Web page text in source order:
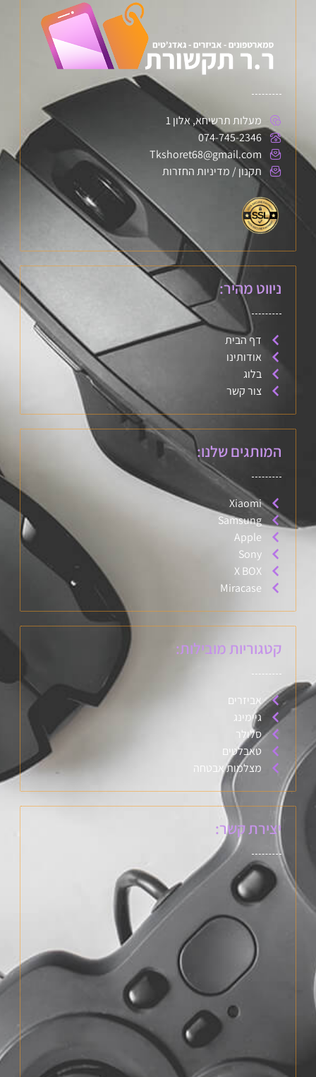
מעלות תרשיחא, אלון 1
074-745-2346
Tkshoret68@gmail.com
תקנון / מדיניות החזרות
ניווט מהיר:
דף הבית
אודותינו
בלוג
צור קשר
המותגים שלנו:
Xiaomi
Samsung
Apple
Sony
X BOX
Miracase
קטגוריות מובילות:
אביזרים
גיימינג
סלולר
טאבלטים
מצלמות אבטחה
יצירת קשר: